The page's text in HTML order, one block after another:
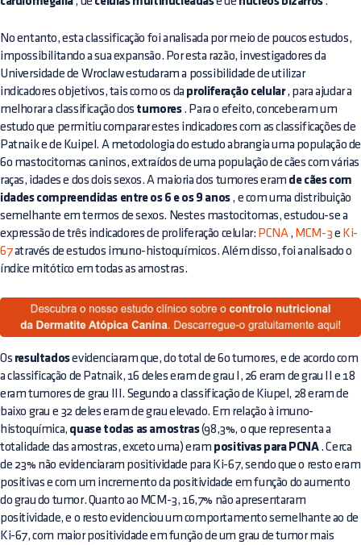
No entanto, esta classificação foi analisada por meio de poucos estudos,
impossibilitando a sua expansão. Por esta razão, investigadores da
Universidade de Wroclaw estudaram a possibilidade de utilizar
indicadores objetivos, tais como os da proliferação celular, para ajudar a
melhorar a classificação dos tumores. Para o efeito, conceberam um
estudo que permitiu comparar estes indicadores com as classificações de
Patnaik e de Kuipel. A metodologia do estudo abrangia uma população de
60 mastocitomas caninos, extraídos de uma população de cães com várias
raças, idades e dos dois sexos. A maioria dos tumores eram de cães com
idades compreendidas entre os 6 e os 9 anos, e com uma distribuição
semelhante em termos de sexos. Nestes mastocitomas, estudou-se a
expressão de três indicadores de proliferação celular: PCNA , MCM-3 e Ki-
67através de estudos imuno-histoquímicos. Além disso, foi analisado o
índice mitótico em todas as amostras.
Os resultadosevidenciaram que, do total de 60 tumores, e de acordo com
a classificação de Patnaik, 16 deles eram de grau I, 26 eram de grau II e 18
eram tumores de grau III. Segundo a classificação de Kiupel, 28 eram de
baixo grau e 32 deles eram de grau elevado. Em relação à imuno-
histoquímica, quase todas as amostras(98,3%, o que representa a
totalidade das amostras, exceto uma) eram positivas para PCNA. Cerca
de 23% não evidenciaram positividade para Ki-67, sendo que o resto eram
positivas e com um incremento da positividade em função do aumento
do grau do tumor. Quanto ao MCM-3, 16,7% não apresentaram
positividade, e o resto evidenciou um comportamento semelhante ao de
Ki-67, com maior positividade em função de um grau de tumor mais